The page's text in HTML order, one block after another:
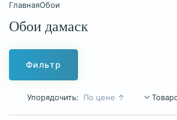
ГлавнаяОбои
Обои дамаск
Фильтр
Упорядочить: